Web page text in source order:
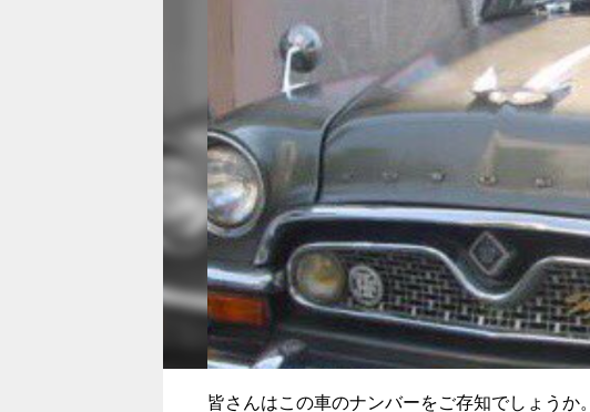
皆さんはこの車のナンバーをご存知でしょうか。